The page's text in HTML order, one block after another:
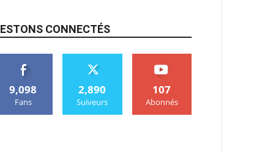
CONNECTÉS
9,098
Fans
2,890
Suiveurs
107
Abonnés